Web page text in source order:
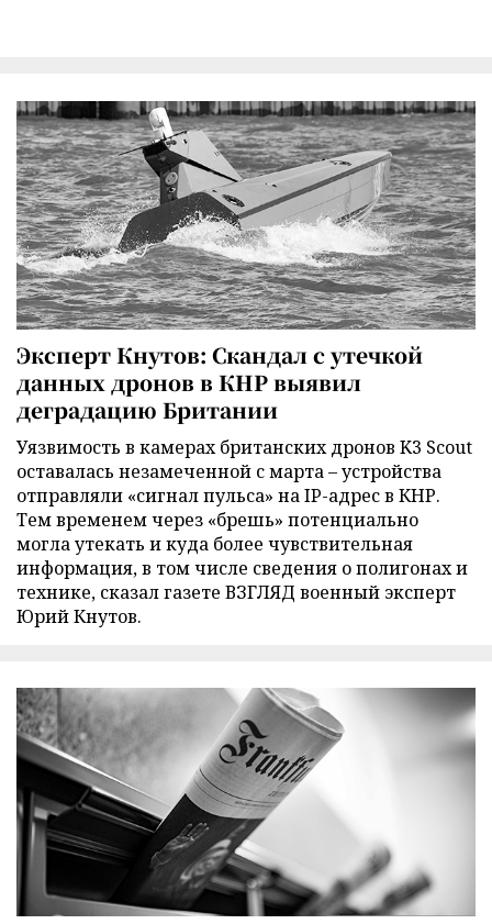
Эксперт Кнутов: Скандал с утечкой
данных дронов в КНР выявил
деградацию Британии
Уязвимость в камерах британских дронов K3 Scout
оставалась незамеченной с марта – устройства
отправляли «сигнал пульса» на IP-адрес в КНР.
Тем временем через «брешь» потенциально
могла утекать и куда более чувствительная
информация, в том числе сведения о полигонах и
технике, сказал газете ВЗГЛЯД военный эксперт
Юрий Кнутов.